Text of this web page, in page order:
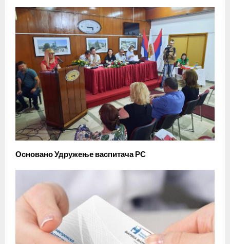
Основано Удружење васпитача РС